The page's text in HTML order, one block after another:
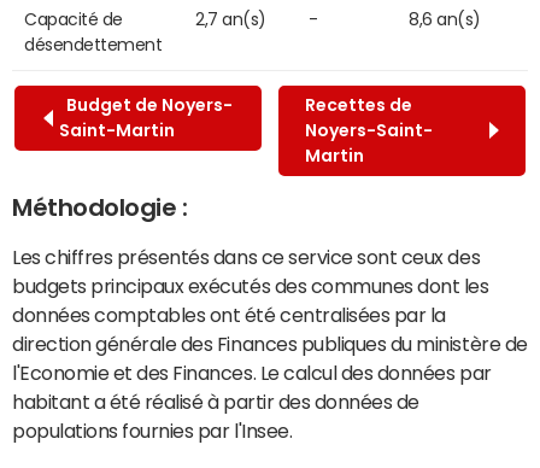
Capacité de
désendettement
2,7 an(s) - 8,6 an(s)
Budget de Noyers-
Saint-Martin
Recettes de
Noyers-Saint-
Martin
Méthodologie :
Les chiffres présentés dans ce service sont ceux des
budgets principaux exécutés des communes dont les
données comptables ont été centralisées par la
direction générale des Finances publiques du ministère de
l'Economie et des Finances. Le calcul des données par
habitant a été réalisé à partir des données de
populations fournies par l'Insee.